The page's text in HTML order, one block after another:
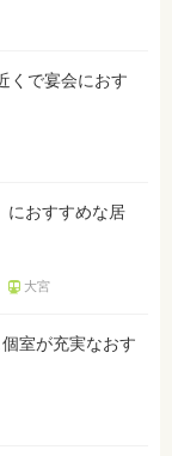
くで宴会におす
におすすめな居
大宮
個室が充実なおす